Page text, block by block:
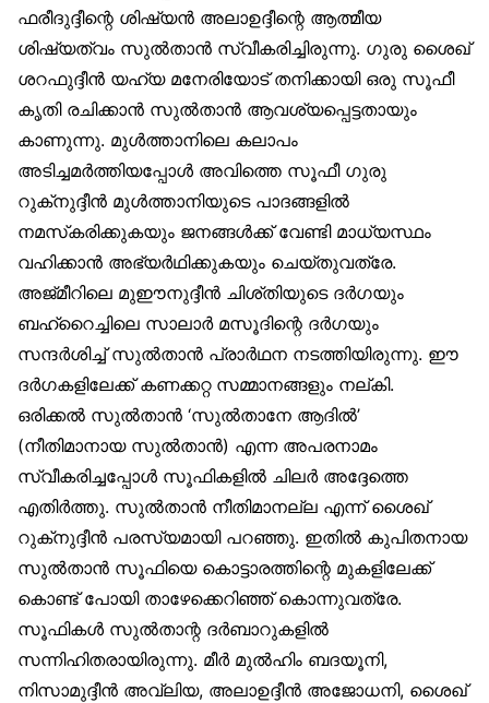
ഫരീദുദ്ദീന്റെ ശിഷ്യന്‍ അലാഉദ്ദീന്റെ ആത്മീയ
ശിഷ്യത്വം സുല്‍താന്‍ സ്വീകരിച്ചിരുന്നു. ഗുരു ശൈഖ്
ശറഫുദ്ദീന്‍ യഹ്‌യ മനേരിയോട് തനിക്കായി ഒരു സൂഫീ
കൃതി രചിക്കാന്‍ സുല്‍താന്‍ ആവശ്യപ്പെട്ടതായും
കാണുന്നു. മുള്‍ത്താനിലെ കലാപം
അടിച്ചമര്‍ത്തിയപ്പോള്‍ അവിത്തെ സൂഫീ ഗുരു
റുക്‌നുദ്ദീന്‍ മുള്‍ത്താനിയുടെ പാദങ്ങളില്‍
നമസ്‌കരിക്കുകയും ജനങ്ങള്‍ക്ക് വേണ്ടി മാധ്യസ്ഥം
വഹിക്കാന്‍ അഭ്യര്‍ഥിക്കുകയും ചെയ്തുവത്രേ.
അജ്മീറിലെ മുഈനുദ്ദീന്‍ ചിശ്തിയുടെ ദര്‍ഗയും
ബഹ്‌റൈച്ചിലെ സാലാര്‍ മസൂദിന്റെ ദര്‍ഗയും
സന്ദര്‍ശിച്ച് സുല്‍താന്‍ പ്രാര്‍ഥന നടത്തിയിരുന്നു. ഈ
ദര്‍ഗകളിലേക്ക് കണക്കറ്റ സമ്മാനങ്ങളും നല്കി.
ഒരിക്കല്‍ സുല്‍താന്‍ ‘സുല്‍താനേ ആദില്‍’
(നീതിമാനായ സുല്‍താന്‍) എന്ന അപരനാമം
സ്വീകരിച്ചപ്പോള്‍ സൂഫികളില്‍ ചിലര്‍ അദ്ദേത്തെ
എതിര്‍ത്തു. സുല്‍താന്‍ നീതിമാനല്ല എന്ന് ശൈഖ്
റുക്‌നുദ്ദീന്‍ പരസ്യമായി പറഞ്ഞു. ഇതില്‍ കുപിതനായ
സുല്‍താന്‍ സൂഫിയെ കൊട്ടാരത്തിന്റെ മുകളിലേക്ക്
കൊണ്ട് പോയി താഴേക്കെറിഞ്ഞ് കൊന്നുവത്രേ.
സൂഫികള്‍ സുല്‍താന്റ ദര്‍ബാറുകളില്‍
സന്നിഹിതരായിരുന്നു. മീര്‍ മുല്‍ഹിം ബദയൂനി,
നിസാമുദ്ദീന്‍ അവ്‌ലിയ, അലാഉദ്ദീന്‍ അജോധനി, ശൈഖ്